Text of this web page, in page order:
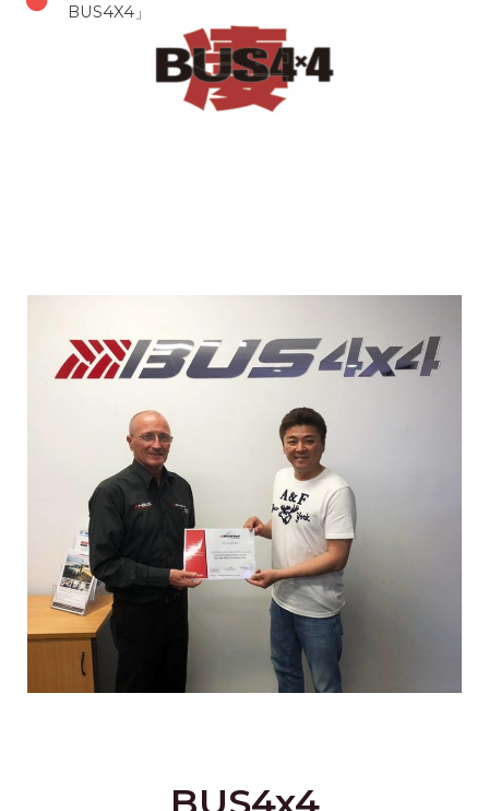
BUS4X4」
BUS4x4